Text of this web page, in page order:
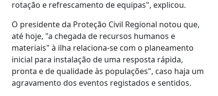
rotação e refrescamento de equipas", explicou.
O presidente da Proteção Civil Regional notou que,
até hoje, "a chegada de recursos humanos e
materiais" à ilha relaciona-se com o planeamento
inicial para instalação de uma resposta rápida,
pronta e de qualidade às populações", caso haja um
agravamento dos eventos registados e sentidos.